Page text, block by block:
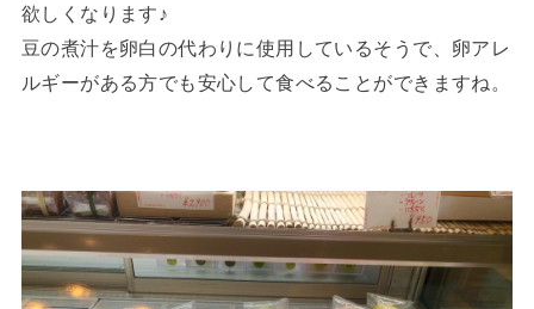
欲しくなります♪
豆の煮汁を卵白の代わりに使用しているそうで、卵アレ
ルギーがある方でも安心して食べることができますね。